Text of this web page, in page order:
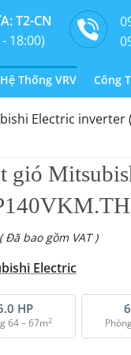
T2-CN
18:00)
Hệ Thống VRV Công
Electric inverter
gió
( Đã bao gồm VAT )
Electric
HP
64 – 67m2
inverter